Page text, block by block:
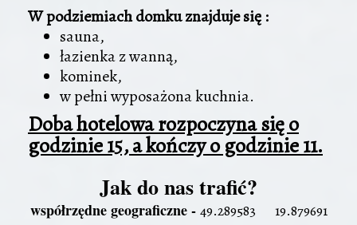
W podziemiach domku znajduje się :
sauna,
łazienka z wanną,
kominek,
w pełni wyposażona kuchnia.
Doba hotelowa rozpoczyna się o
godzinie 15, a kończy o godzinie 11.
Jak do nas trafić?
współrzędne geograficzne - 49.289583 19.879691